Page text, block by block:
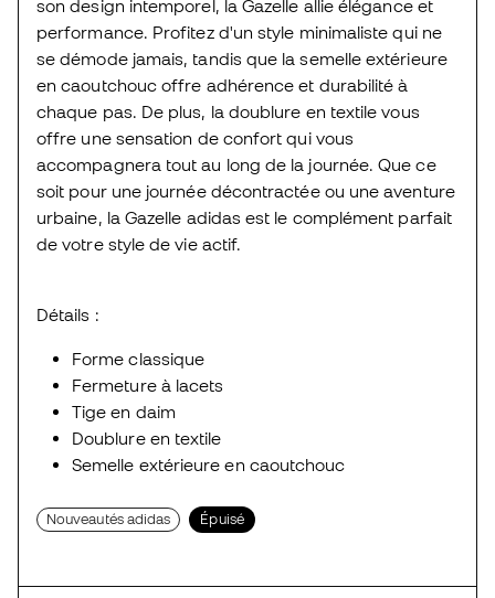
son design intemporel, la Gazelle allie élégance et
performance. Profitez d'un style minimaliste qui ne
se démode jamais, tandis que la semelle extérieure
en caoutchouc offre adhérence et durabilité à
chaque pas. De plus, la doublure en textile vous
offre une sensation de confort qui vous
accompagnera tout au long de la journée. Que ce
soit pour une journée décontractée ou une aventure
urbaine, la Gazelle adidas est le complément parfait
de votre style de vie actif.
Détails :
Forme classique
Fermeture à lacets
Tige en daim
Doublure en textile
Semelle extérieure en caoutchouc
Nouveautés adidas Épuisé